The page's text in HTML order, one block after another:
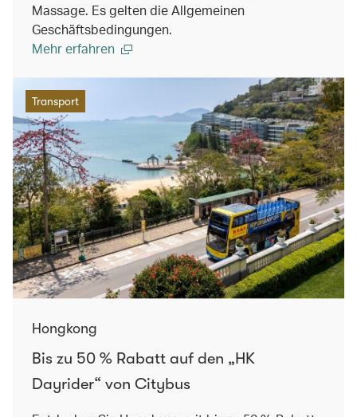
Massage. Es gelten die Allgemeinen
Geschäftsbedingungen.
Mehr erfahren
Transport
Hongkong
Bis zu 50 % Rabatt auf den „HK
Dayrider“ von Citybus